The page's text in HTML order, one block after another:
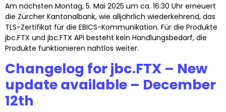
Am nächsten Montag, 5. Mai 2025 um ca. 16:30 Uhr erneuert
die Zürcher Kantonalbank, wie alljährlich wiederkehrend, das
TLS-Zertifikat für die EBICS-Kommunikation. Für die Produkte
jbc.FTX und jbc.FTX API besteht kein Handlungsbedarf, die
Produkte funktionieren nahtlos weiter.
Changelog for jbc.FTX – New
update available – December
12th